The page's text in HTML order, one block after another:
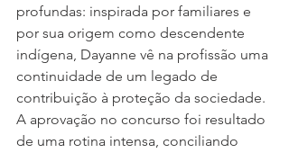
profundas: inspirada por familiares e
por sua origem como descendente
indígena, Dayanne vê na profissão uma
continuidade de um legado de
contribuição à proteção da sociedade.
A aprovação no concurso foi resultado
de uma rotina intensa, conciliando